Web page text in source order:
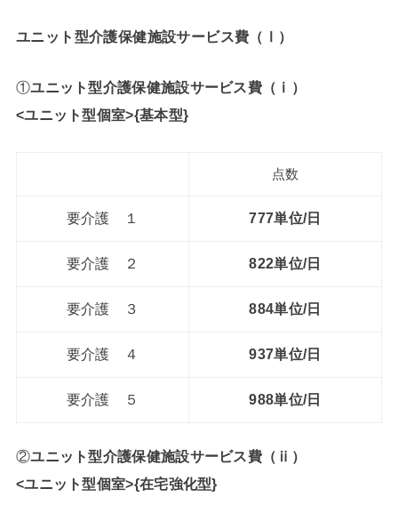
ユニット型介護保健施設サービス費（Ⅰ）
①ユニット型介護保健施設サービス費（ⅰ）
<ユニット型個室>{基本型}
点数
要介護 １ 777単位/日
要介護 ２ 822単位/日
要介護 ３ 884単位/日
要介護 ４ 937単位/日
要介護 ５ 988単位/日
②ユニット型介護保健施設サービス費（ⅱ）
<ユニット型個室>{在宅強化型}